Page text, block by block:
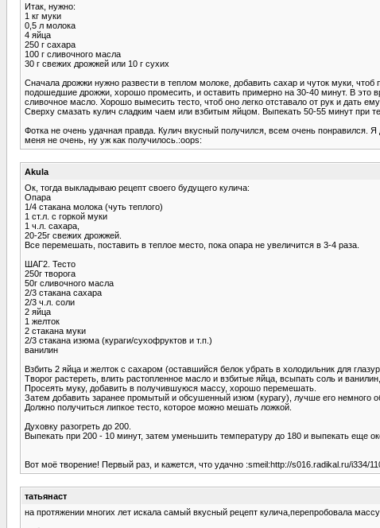
Итак, нужно:
1 кг муки
0,5 л молока
4 яйца
250 г сахара
100 г сливочного масла
30 г свежих дрожжей или 10 г сухих
Сначала дрожжи нужно развести в теплом молоке, добавить сахар и чуток муки,
подошедшие дрожжи, хорошо промесить, и оставить примерно на 30-40 минут. В это
сливочное масло. Хорошо вымесить тесто, чтоб оно легко отставало от рук и
Сверху смазать кулич сладким чаем или взбитым яйцом. Выпекать 50-55 минут при
Фотка не очень удачная правда. Кулич вкусный получился, всем очень
меня не очень, ну уж как получилось.:oops:
Akula
Ок, тогда выкладываю рецепт своего будущего кулича:
Опара
1/4 стакана молока (чуть теплого)
1 ст.л. с горкой муки
1 ч.л. сахара,
20-25г свежих дрожжей.
Все перемешать, поставить в теплое место, пока опара не увеличится в 3-4 раза.
ШАГ2. Тесто
250г творога
50г сливочного масла
2/3 стакана сахара
2/3 ч.л. соли
2 яйца
1 желток
2 стакана муки
2/3 стакана изюма (кураги/сухофруктов и т.п.)
ванилин
Взбить 2 яйца и желток с сахаром (оставшийся белок убрать в холодильник для
Творог растереть, влить растопленное масло и взбитые яйца, всыпать соль и
Просеять муку, добавить в получившуюся массу, хорошо перемешать.
Затем добавить заранее промытый и обсушенный изюм (курагу), лучше его немного
Должно получиться липкое тесто, которое можно мешать ложкой.
Духовку разогреть до 200.
Выпекать при 200 - 10 минут, затем уменьшить температуру до 180 и выпекать еще
Вот моё творение! Первый раз, и кажется, что удачно :smeil:http://s016.radikal.ru/i334/
татьянаст
на протяжении многих лет искала самый вкусный рецепт кулича,перепробовала